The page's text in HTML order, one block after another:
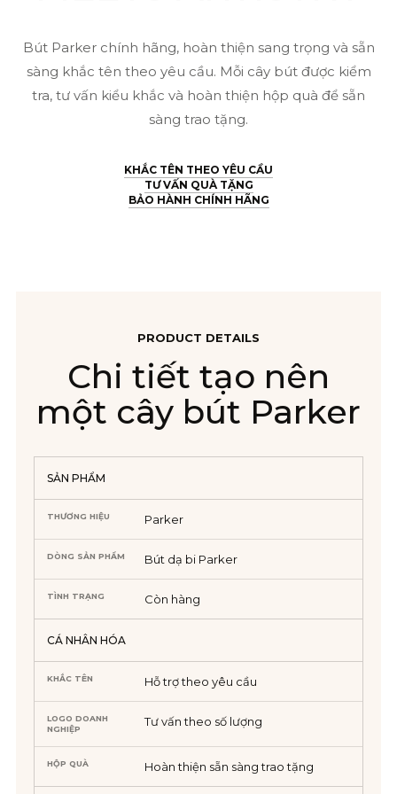
Bút Parker chính hãng, hoàn thiện sang trọng và sẵn
sàng khắc tên theo yêu cầu. Mỗi cây bút được kiểm
tra, tư vấn kiểu khắc và hoàn thiện hộp quà để sẵn
sàng trao tặng.
KHẮC TÊN THEO YÊU CẦU
TƯ VẤN QUÀ TẶNG
BẢO HÀNH CHÍNH HÃNG
PRODUCT DETAILS
Chi tiết tạo nên
một cây bút Parker
SẢN PHẨM
THƯƠNG HIỆU Parker
DÒNG SẢN PHẨM Bút dạ bi Parker
TÌNH TRẠNG Còn hàng
CÁ NHÂN HÓA
KHẮC TÊN Hỗ trợ theo yêu cầu
LOGO DOANH
NGHIỆP
Tư vấn theo số lượng
HỘP QUÀ Hoàn thiện sẵn sàng trao tặng